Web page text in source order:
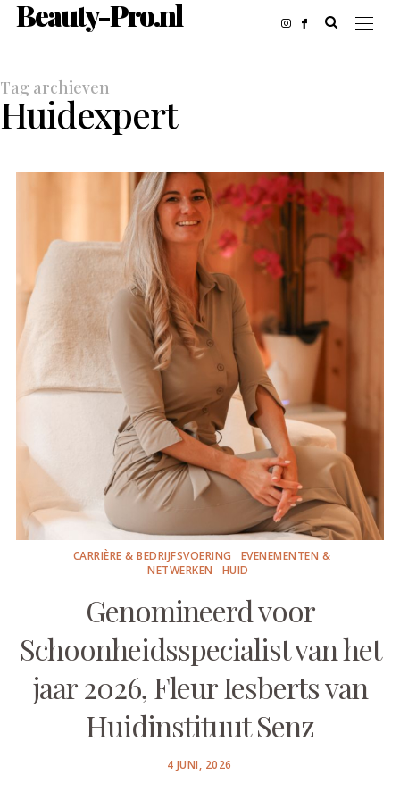
Beauty-Pro.nl
Tag archieven
Huidexpert
CARRIÈRE & BEDRIJFSVOERING
EVENEMENTEN &
NETWERKEN
HUID
Genomineerd voor
Schoonheidsspecialist van het
jaar 2026, Fleur Iesberts van
Huidinstituut Senz
POSTED
4 JUNI, 2026